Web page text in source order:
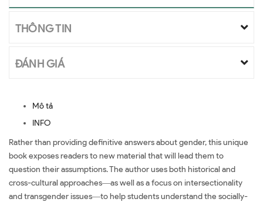
THÔNG TIN
ĐÁNH GIÁ
Mô tả
INFO
Rather than providing definitive answers about gender, this unique
book exposes readers to new material that will lead them to
question their assumptions. The author uses both historical and
cross-cultural approaches―as well as a focus on intersectionality
and transgender issues―to help students understand the socially-